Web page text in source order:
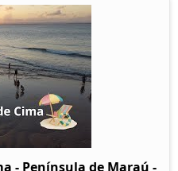
- Península de Maraú -